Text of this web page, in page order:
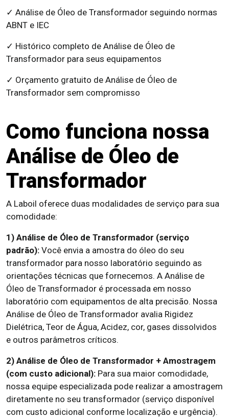
✓ Análise de Óleo de Transformador seguindo normas
ABNT e IEC
✓ Histórico completo de Análise de Óleo de
Transformador para seus equipamentos
✓ Orçamento gratuito de Análise de Óleo de
Transformador sem compromisso
Como funciona nossa
Análise de Óleo de
Transformador
A Laboil oferece duas modalidades de serviço para sua
comodidade:
1) Análise de Óleo de Transformador (serviço
padrão): Você envia a amostra do óleo do seu
transformador para nosso laboratório seguindo as
orientações técnicas que fornecemos. A Análise de
Óleo de Transformador é processada em nosso
laboratório com equipamentos de alta precisão. Nossa
Análise de Óleo de Transformador avalia Rigidez
Dielétrica, Teor de Água, Acidez, cor, gases dissolvidos
e outros parâmetros críticos.
2) Análise de Óleo de Transformador + Amostragem
(com custo adicional): Para sua maior comodidade,
nossa equipe especializada pode realizar a amostragem
diretamente no seu transformador (serviço disponível
com custo adicional conforme localização e urgência).